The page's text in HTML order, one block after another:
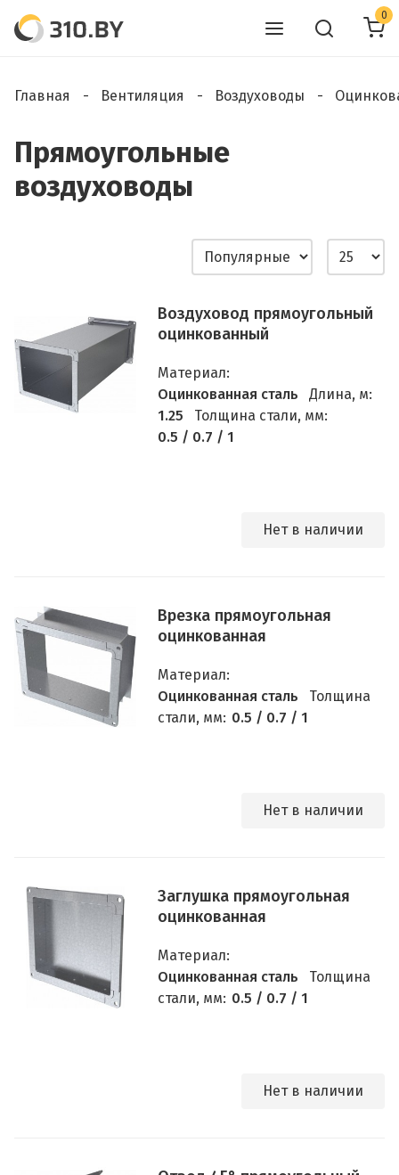
0
Главная Вентиляция Воздуховоды
Прямоугольные
воздуховоды
Воздуховод прямоугольный
оцинкованный
Материал:
Оцинкованная сталь
Длина, м:
1.25
Толщина стали, мм:
0.5 / 0.7 / 1
Нет в наличии
Врезка прямоугольная
оцинкованная
Материал:
Оцинкованная сталь
Толщина
стали, мм: 0.5 / 0.7 / 1
Нет в наличии
Заглушка прямоугольная
оцинкованная
Материал:
Оцинкованная сталь
Толщина
стали, мм: 0.5 / 0.7 / 1
Нет в наличии